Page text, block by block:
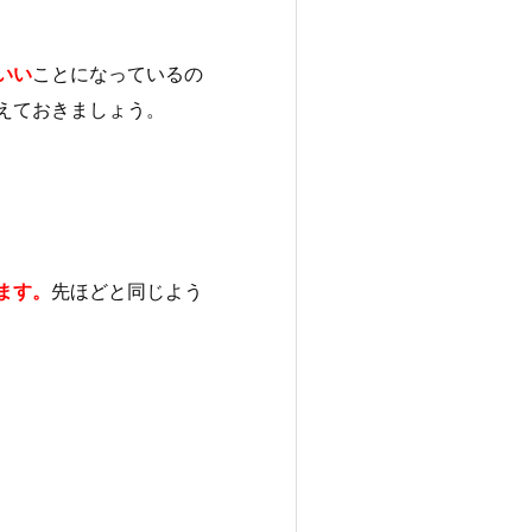
いことになっているの
おきましょう。
。 先ほどと同じよう